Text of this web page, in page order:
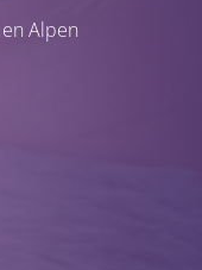
Alpen